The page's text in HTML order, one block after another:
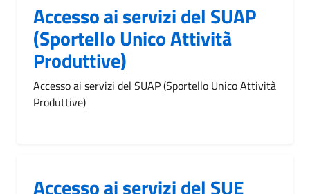
Accesso ai servizi del SUAP
(Sportello Unico Attività
Produttive)
Accesso ai servizi del SUAP (Sportello Unico Attività
Produttive)
Accesso ai servizi del SUE